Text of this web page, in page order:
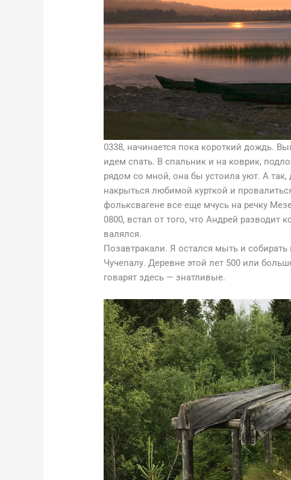
0338, начинается пока короткий дождь.
идем спать. В спальник и на коврик,
рядом со мной, она бы устоила уют. А так,
накрыться любимой курткой и
фольксвагене все еще мчусь на речку
0800, встал от того, что Андрей разводит
валялся.
Позавтракали. Я остался мыть и
Чучепалу. Деревне этой лет 500 или
говарят здесь — знатливые.